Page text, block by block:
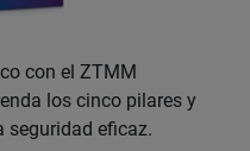
con el ZTMM
los cinco pilares y
seguridad eficaz.